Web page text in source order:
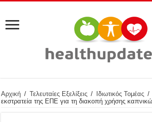
Αρχική / Τελευταίες Εξελίξεις / Ιδιωτικός Τομέας /
εκστρατεία της ΕΠΕ για τη διακοπή χρήσης